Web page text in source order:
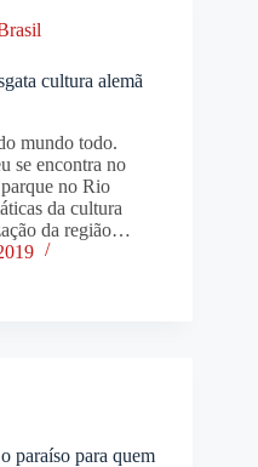
cultura alemã
mundo todo.
se encontra no
no Rio
da cultura
da região…
paraíso para quem